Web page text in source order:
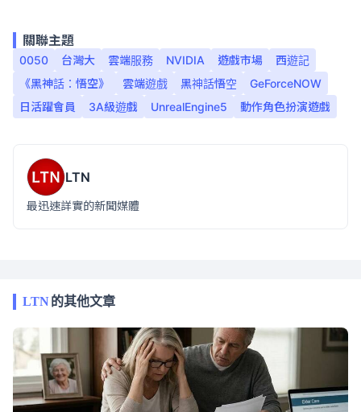
關聯主題
0050 台灣大 雲端服務 NVIDIA 遊戲市場
西遊記
《黑神話：悟空》
雲端遊戲 黑神話悟空
GeForceNOW
日活躍會員
3A級遊戲 UnrealEngine5 動作角色扮演遊戲
LTN
最迅速詳實的新聞媒體
LTN的其他文章